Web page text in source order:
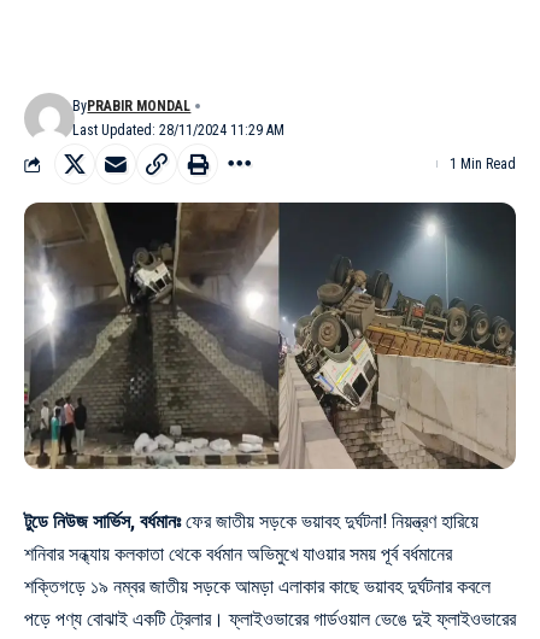
Last Updated: 28/11/2024 11:29 AM
ByPRABIR MONDAL
1 Min Read
টুডে নিউজ সার্ভিস, বর্ধমানঃফের জাতীয় সড়কে ভয়াবহ দুর্ঘটনা! নিয়ন্ত্রণ হারিয়ে
শনিবার সন্ধ্যায় কলকাতা থেকে বর্ধমান অভিমুখে যাওয়ার সময় পূর্ব বর্ধমানের
শক্তিগড়ে ১৯ নম্বর জাতীয় সড়কে আমড়া এলাকার কাছে ভয়াবহ দুর্ঘটনার কবলে
পড়ে পণ্য বোঝাই একটি ট্রেলার। ফ্লাইওভারের গার্ডওয়াল ভেঙে দুই ফ্লাইওভারের